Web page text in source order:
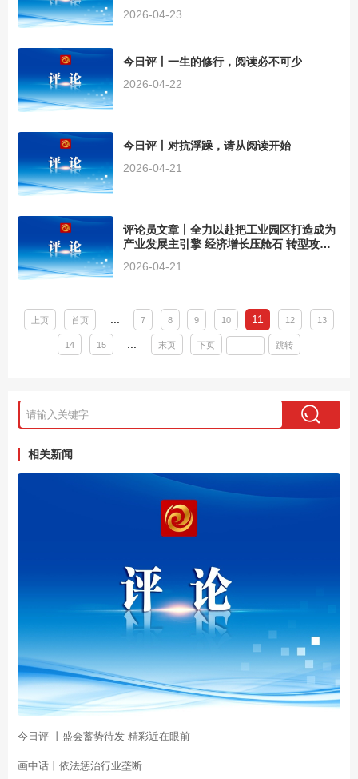
2026-04-23
今日评丨一生的修行，阅读必不可少
2026-04-22
今日评丨对抗浮躁，请从阅读开始
2026-04-21
评论员文章丨全力以赴把工业园区打造成为
产业发展主引擎 经济增长压舱石 转型攻坚
2026-04-21
上页 首页 7 8 9 10 11 12 13
14 15 ... 末页 下页 跳转
相关新闻
今日评 丨盛会蓄势待发 精彩近在眼前
画中话丨依法惩治行业垄断